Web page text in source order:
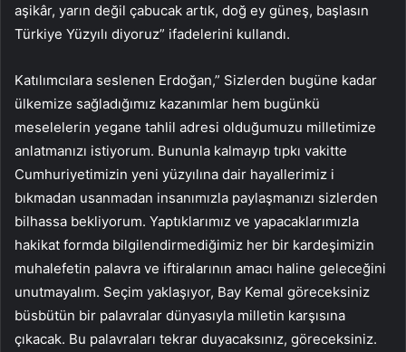
aşikâr, yarın değil çabucak artık, doğ ey güneş, başlasın
Türkiye Yüzyılı diyoruz” ifadelerini kullandı.
Katılımcılara seslenen Erdoğan,” Sizlerden bugüne kadar
ülkemize sağladığımız kazanımlar hem bugünkü
meselelerin yegane tahlil adresi olduğumuzu milletimize
anlatmanızı istiyorum. Bununla kalmayıp tıpkı vakitte
Cumhuriyetimizin yeni yüzyılına dair hayallerimiz i
bıkmadan usanmadan insanımızla paylaşmanızı sizlerden
bilhassa bekliyorum. Yaptıklarımız ve yapacaklarımızla
hakikat formda bilgilendirmediğimiz her bir kardeşimizin
muhalefetin palavra ve iftiralarının amacı haline geleceğini
unutmayalım. Seçim yaklaşıyor, Bay Kemal göreceksiniz
büsbütün bir palavralar dünyasıyla milletin karşısına
çıkacak. Bu palavraları tekrar duyacaksınız, göreceksiniz.